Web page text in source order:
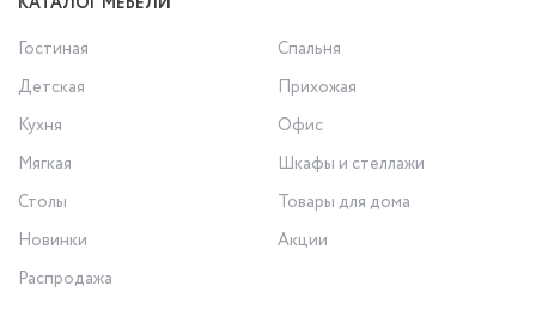
Гостиная
Спальня
Детская
Прихожая
Кухня
Офис
Мягкая
Шкафы и стеллажи
Столы
Товары для дома
Новинки
Акции
Распродажа